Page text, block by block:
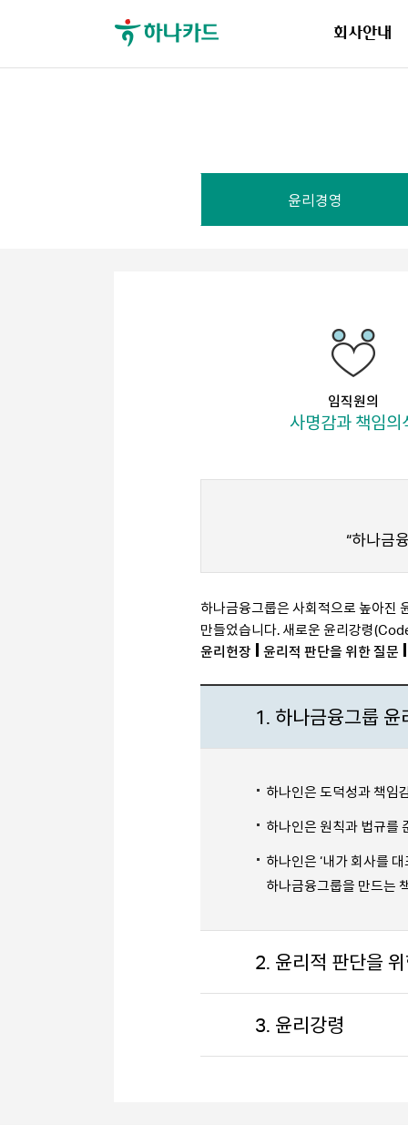
회사안내
윤리경영
임직원의
사명감과 책임의
“하나금
하나금융그룹은 사회적으로 높아진
만들었습니다. 새로운 윤리강령
윤리헌장
윤리적 판단을 위한 질문
1. 하나금융그룹 윤
하나인은 도덕성과 책임
하나인은 원칙과 법규를
하나인은 ‘내가 회사를
하나금융그룹을 만드는
2. 윤리적 판단을
3. 윤리강령